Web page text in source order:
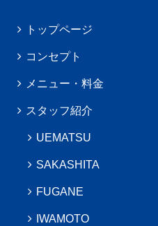
トップページ
コンセプト
メニュー・料金
スタッフ紹介
UEMATSU
SAKASHITA
FUGANE
IWAMOTO